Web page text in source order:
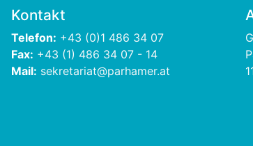
Kontakt
Telefon: +43 (0)1 486 34 07
Fax: +43 (1) 486 34 07 - 14
Mail: sekretariat@parhamer.at